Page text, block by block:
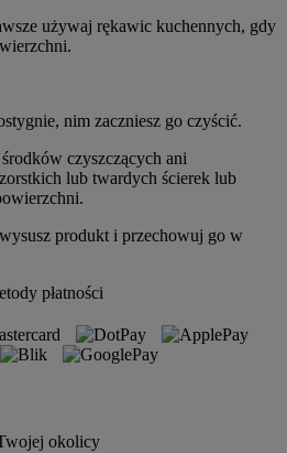
używaj rękawic kuchennych, gdy
nim zaczniesz go czyścić.
czyszczących ani
lub twardych ścierek lub
produkt i przechowuj go w
płatności
okolicy